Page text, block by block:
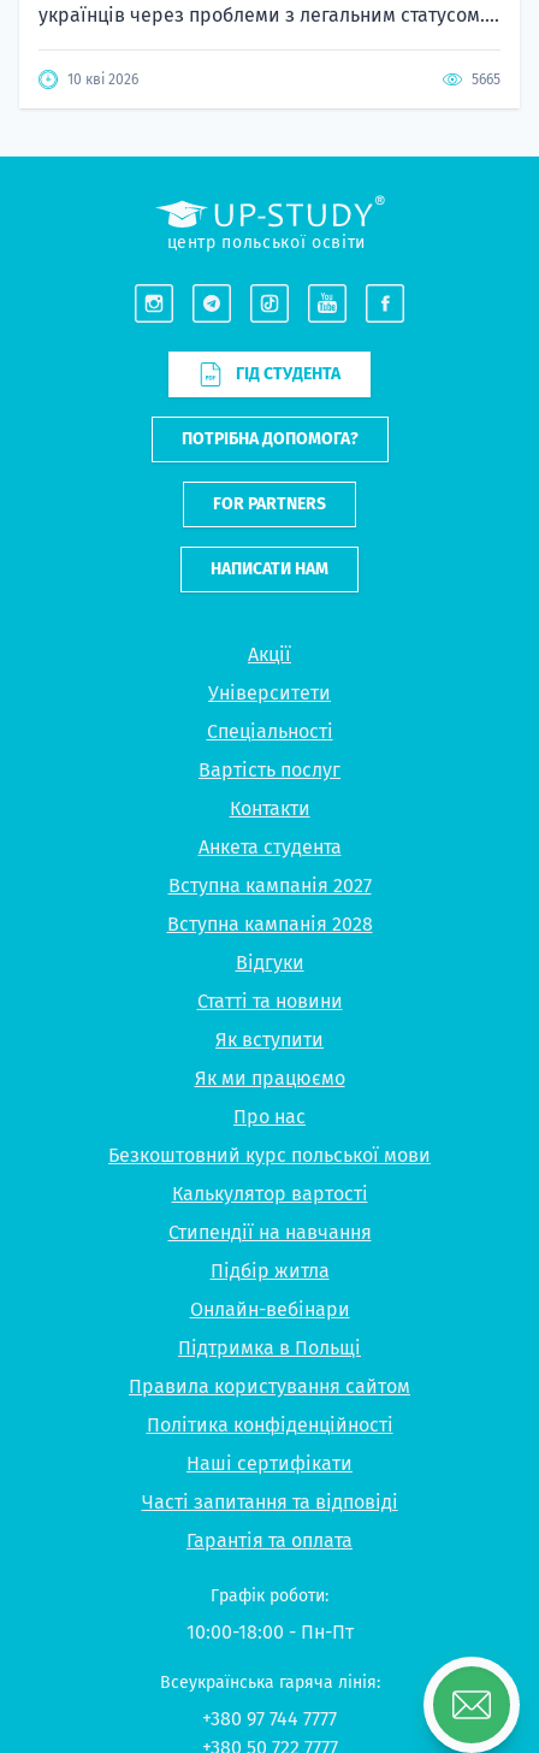
українців через проблеми з легальним статусом....
10 кві 2026 5665
Акції
Університети
Спеціальності
Вартість послуг
Контакти
Анкета студента
Вступна кампанія 2027
Вступна кампанія 2028
Відгуки
Статті та новини
Як вступити
Як ми працюємо
Про нас
Безкоштовний курс польської мови
Калькулятор вартості
Стипендії на навчання
Підбір житла
Онлайн-вебінари
Підтримка в Польщі
Правила користування сайтом
Політика конфіденційності
Наші сертифікати
Часті запитання та відповіді
Гарантія та оплата
центр польської освіти
ГІД СТУДЕНТА
ПОТРІБНА ДОПОМОГА?
FOR PARTNERS
НАПИСАТИ НАМ
Графік роботи:
10:00-18:00 - Пн-Пт
Всеукраїнська гаряча лінія:
+380 97 744 7777
+380 50 722 7777